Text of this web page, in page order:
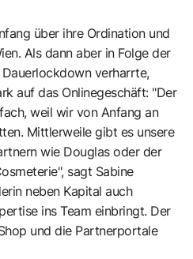
über ihre Ordination und
Als dann aber in Folge der
verharrte,
auf das Onlinegeschäft: "Der
weil wir von Anfang an
Mittlerweile gibt es unsere
wie Douglas oder der
sagt Sabine
neben Kapital auch
ins Team einbringt. Der
und die Partnerportale